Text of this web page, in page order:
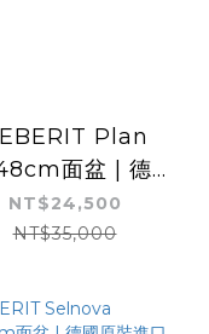
Plan
面盆 | 德國
口 | 釉面耐髒抗
刮
NT$24,500
NT$35,000